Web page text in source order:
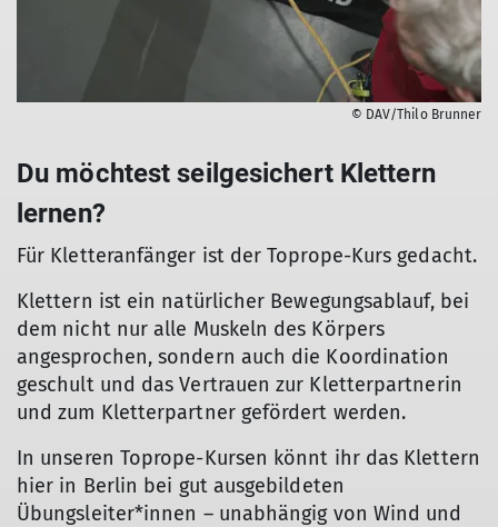
© DAV/Thilo Brunner
Du möchtest seilgesichert Klettern
lernen?
Für Kletteranfänger ist der Toprope-Kurs gedacht.
Klettern ist ein natürlicher Bewegungsablauf, bei
dem nicht nur alle Muskeln des Körpers
angesprochen, sondern auch die Koordination
geschult und das Vertrauen zur Kletterpartnerin
und zum Kletterpartner gefördert werden.
In unseren Toprope-Kursen könnt ihr das Klettern
hier in Berlin bei gut ausgebildeten
Übungsleiter*innen – unabhängig von Wind und